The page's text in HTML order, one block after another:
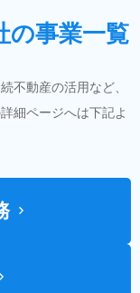
の事業一覧
不動産の活用など、
細ページへは下記よ